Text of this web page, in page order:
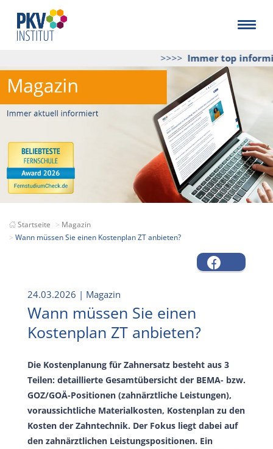
>>>>Immer top
Startseite
Magazin
Wann müssen Sie einen Kostenplan ZT anbieten?
24.03.2026 | Magazin
Wann müssen Sie einen
Kostenplan ZT anbieten?
Die Kostenplanung für Zahnersatz besteht aus 3
Teilen: detaillierte Gesamtübersicht der BEMA- bzw.
GOZ/GOÄ-Positionen (zahnärztliche Leistungen),
voraussichtliche Materialkosten, Kostenplan zu den
Kosten der Zahntechnik. Der Fokus liegt dabei auf
den zahnärztlichen Leistungspositionen. Ein